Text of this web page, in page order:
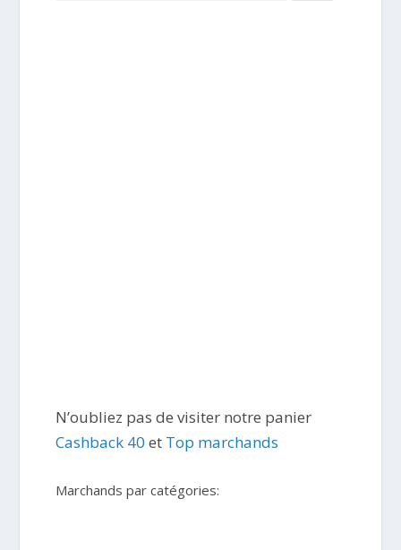
N’oubliez pas de visiter notre panier
Cashback 40 et Top marchands
Marchands par catégories: